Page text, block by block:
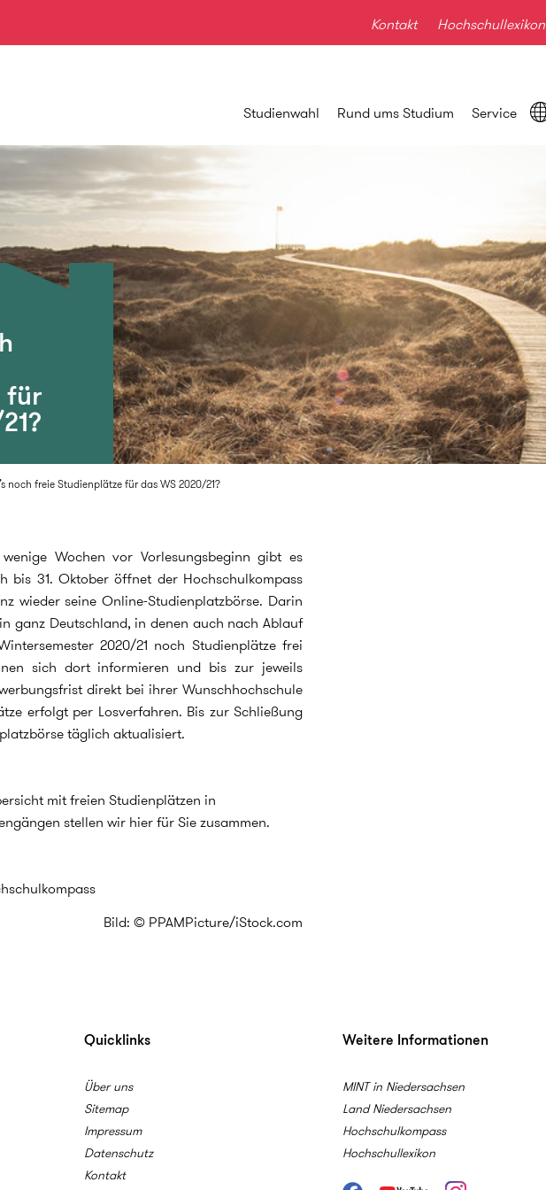
Kontakt Hochschullexikon
Studienwahl Rund ums Studium Service
für
noch freie Studienplätze für das WS 2020/21?
Wochen vor Vorlesungsbeginn gibt es
bis 31. Oktober öffnet der Hochschulkompass
wieder seine Online-Studienplatzbörse. Darin
ganz Deutschland, in denen auch nach Ablauf
2020/21 noch Studienplätze frei
sich dort informieren und bis zur jeweils
direkt bei ihrer Wunschhochschule
erfolgt per Losverfahren. Bis zur Schließung
täglich aktualisiert.
mit freien Studienplätzen in
stellen wir hier für Sie zusammen.
Bild: © PPAMPicture/iStock.com
Quicklinks
Über uns
Sitemap
Impressum
Datenschutz
Kontakt
Weitere Informationen
MINT in Niedersachsen
Land Niedersachsen
Hochschulkompass
Hochschullexikon